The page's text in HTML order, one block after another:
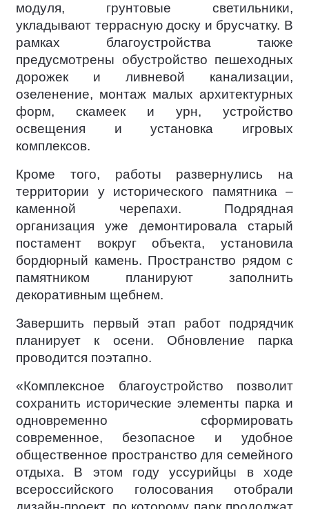
модуля, грунтовые светильники,
укладывают террасную доску и брусчатку. В
рамках благоустройства также
предусмотрены обустройство пешеходных
дорожек и ливневой канализации,
озеленение, монтаж малых архитектурных
форм, скамеек и урн, устройство
освещения и установка игровых
комплексов.
Кроме того, работы развернулись на
территории у исторического памятника –
каменной черепахи. Подрядная
организация уже демонтировала старый
постамент вокруг объекта, установила
бордюрный камень. Пространство рядом с
памятником планируют заполнить
декоративным щебнем.
Завершить первый этап работ подрядчик
планирует к осени. Обновление парка
проводится поэтапно.
«Комплексное благоустройство позволит
сохранить исторические элементы парка и
одновременно сформировать
современное, безопасное и удобное
общественное пространство для семейного
отдыха. В этом году уссурийцы в ходе
всероссийского голосования отобрали